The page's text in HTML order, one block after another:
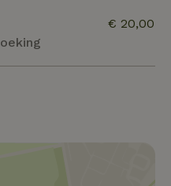
€ 20,00